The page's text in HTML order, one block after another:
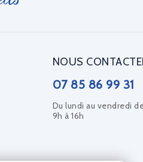
NOUS
07 85 86 99 31
Du lundi au vendredi
9h à 16h